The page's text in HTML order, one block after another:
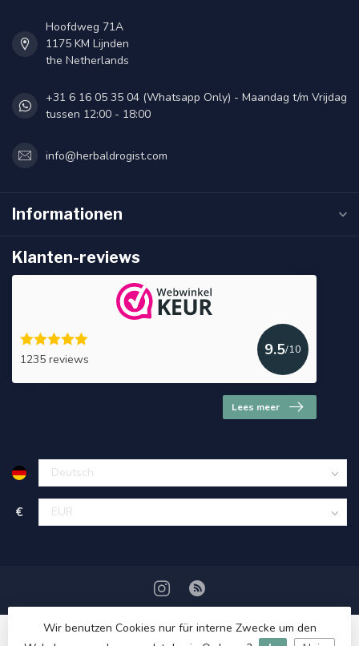
Hoofdweg 71A
1175 KM Lijnden
the Netherlands
+31 6 16 05 35 04 (Whatsapp Only) - Maandag t/m Vrijdag
tussen 12:00 - 18:00
info@herbaldrogist.com
Informationen
Klanten-reviews
1235 reviews
9.5/10
Lees meer
€
Wir benutzen Cookies nur für interne Zwecke um den